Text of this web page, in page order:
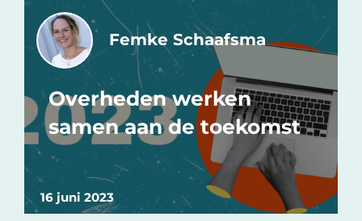
16 juni 2023
Femke Schaafsma
Overheden werken
samen aan de toekomst